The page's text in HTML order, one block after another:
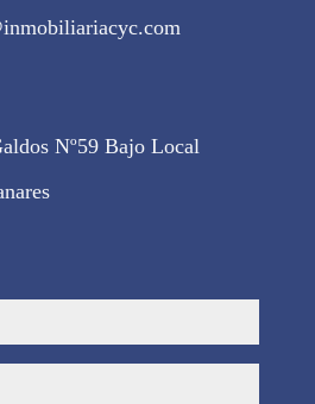
Nº59 Bajo Local